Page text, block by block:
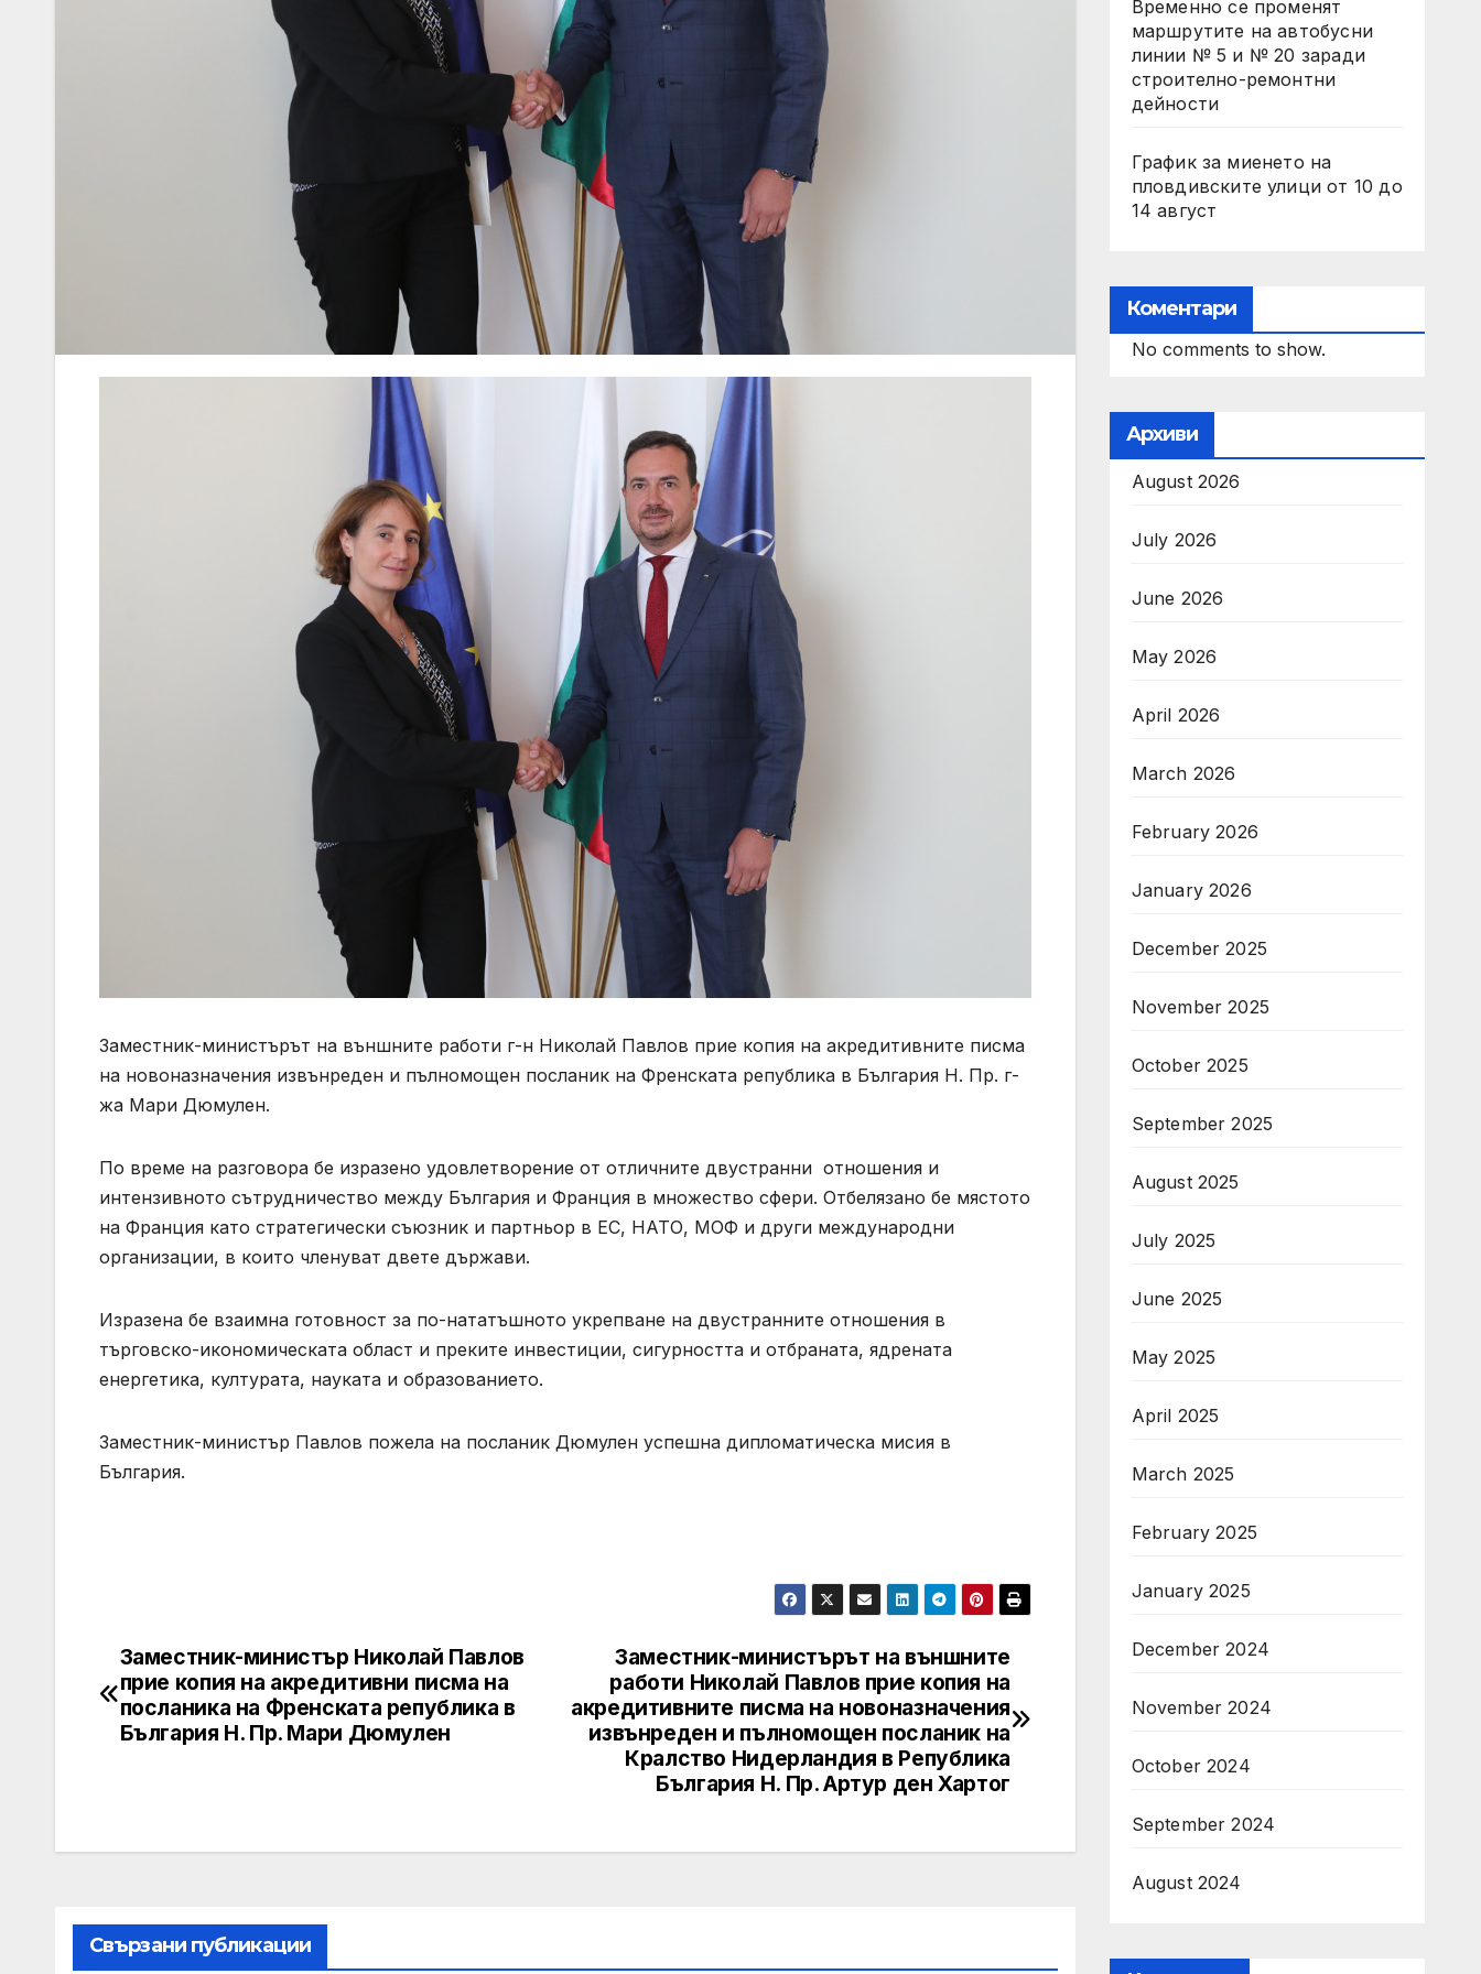
Заместник-министърът на външните работи г-н Николай Павлов прие копия на акредитивните писма
на новоназначения извънреден и пълномощен посланик на Френската република в България Н. Пр. г-
жа Мари Дюмулен.
По време на разговора бе изразено удовлетворение от отличните двустранни отношения и
интензивното сътрудничество между България и Франция в множество сфери. Отбелязано бе мястото
на Франция като стратегически съюзник и партньор в ЕС, НАТО, МОФ и други международни
организации, в които членуват двете държави.
Изразена бе взаимна готовност за по-нататъшното укрепване на двустранните отношения в
търговско-икономическата област и преките инвестиции, сигурността и отбраната, ядрената
енергетика, културата, науката и образованието.
Заместник-министър Павлов пожела на посланик Дюмулен успешна дипломатическа мисия в
България.
Post
navigation
Заместник-министърът на външните
работи Николай Павлов прие копия на
акредитивните писма на новоназначения
извънреден и пълномощен посланик на
Кралство Нидерландия в Република
България Н. Пр. Артур ден Хартог
Заместник-министър Николай Павлов
прие копия на акредитивни писма на
посланика на Френската република в
България Н. Пр. Мари Дюмулен
Свързани публикации
Временно се променят
маршрутите на автобусни
линии № 5 и № 20 заради
строително-ремонтни
дейности
График за миенето на
пловдивските улици от 10 до
14 август
Коментари
No comments to show.
Архиви
August 2026
July 2026
June 2026
May 2026
April 2026
March 2026
February 2026
January 2026
December 2025
November 2025
October 2025
September 2025
August 2025
July 2025
June 2025
May 2025
April 2025
March 2025
February 2025
January 2025
December 2024
November 2024
October 2024
September 2024
August 2024